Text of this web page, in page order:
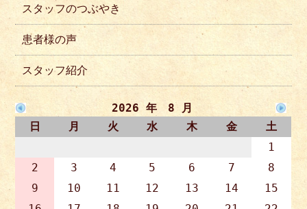
スタッフのつぶやき
患者様の声
スタッフ紹介
2026 年 8 月
日
月 火 水 木 金
土
1
2
3 4 5 6 7
8
9
10 11 12 13 14
15